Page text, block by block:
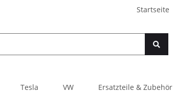
Startseite
Tesla VW Ersatzteile & Zubehör